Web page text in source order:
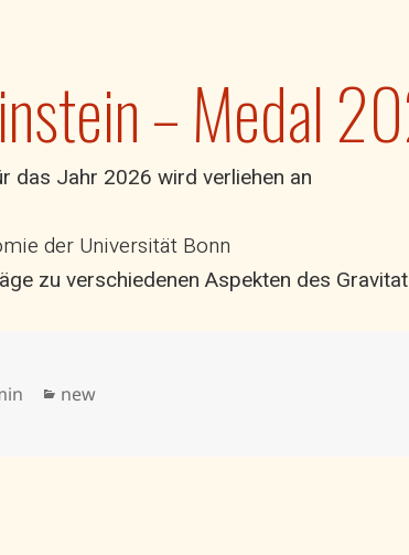
– Medal
das Jahr 2026 wird verliehen an
der Universität Bonn
zu verschiedenen Aspekten des
Kategorien
new